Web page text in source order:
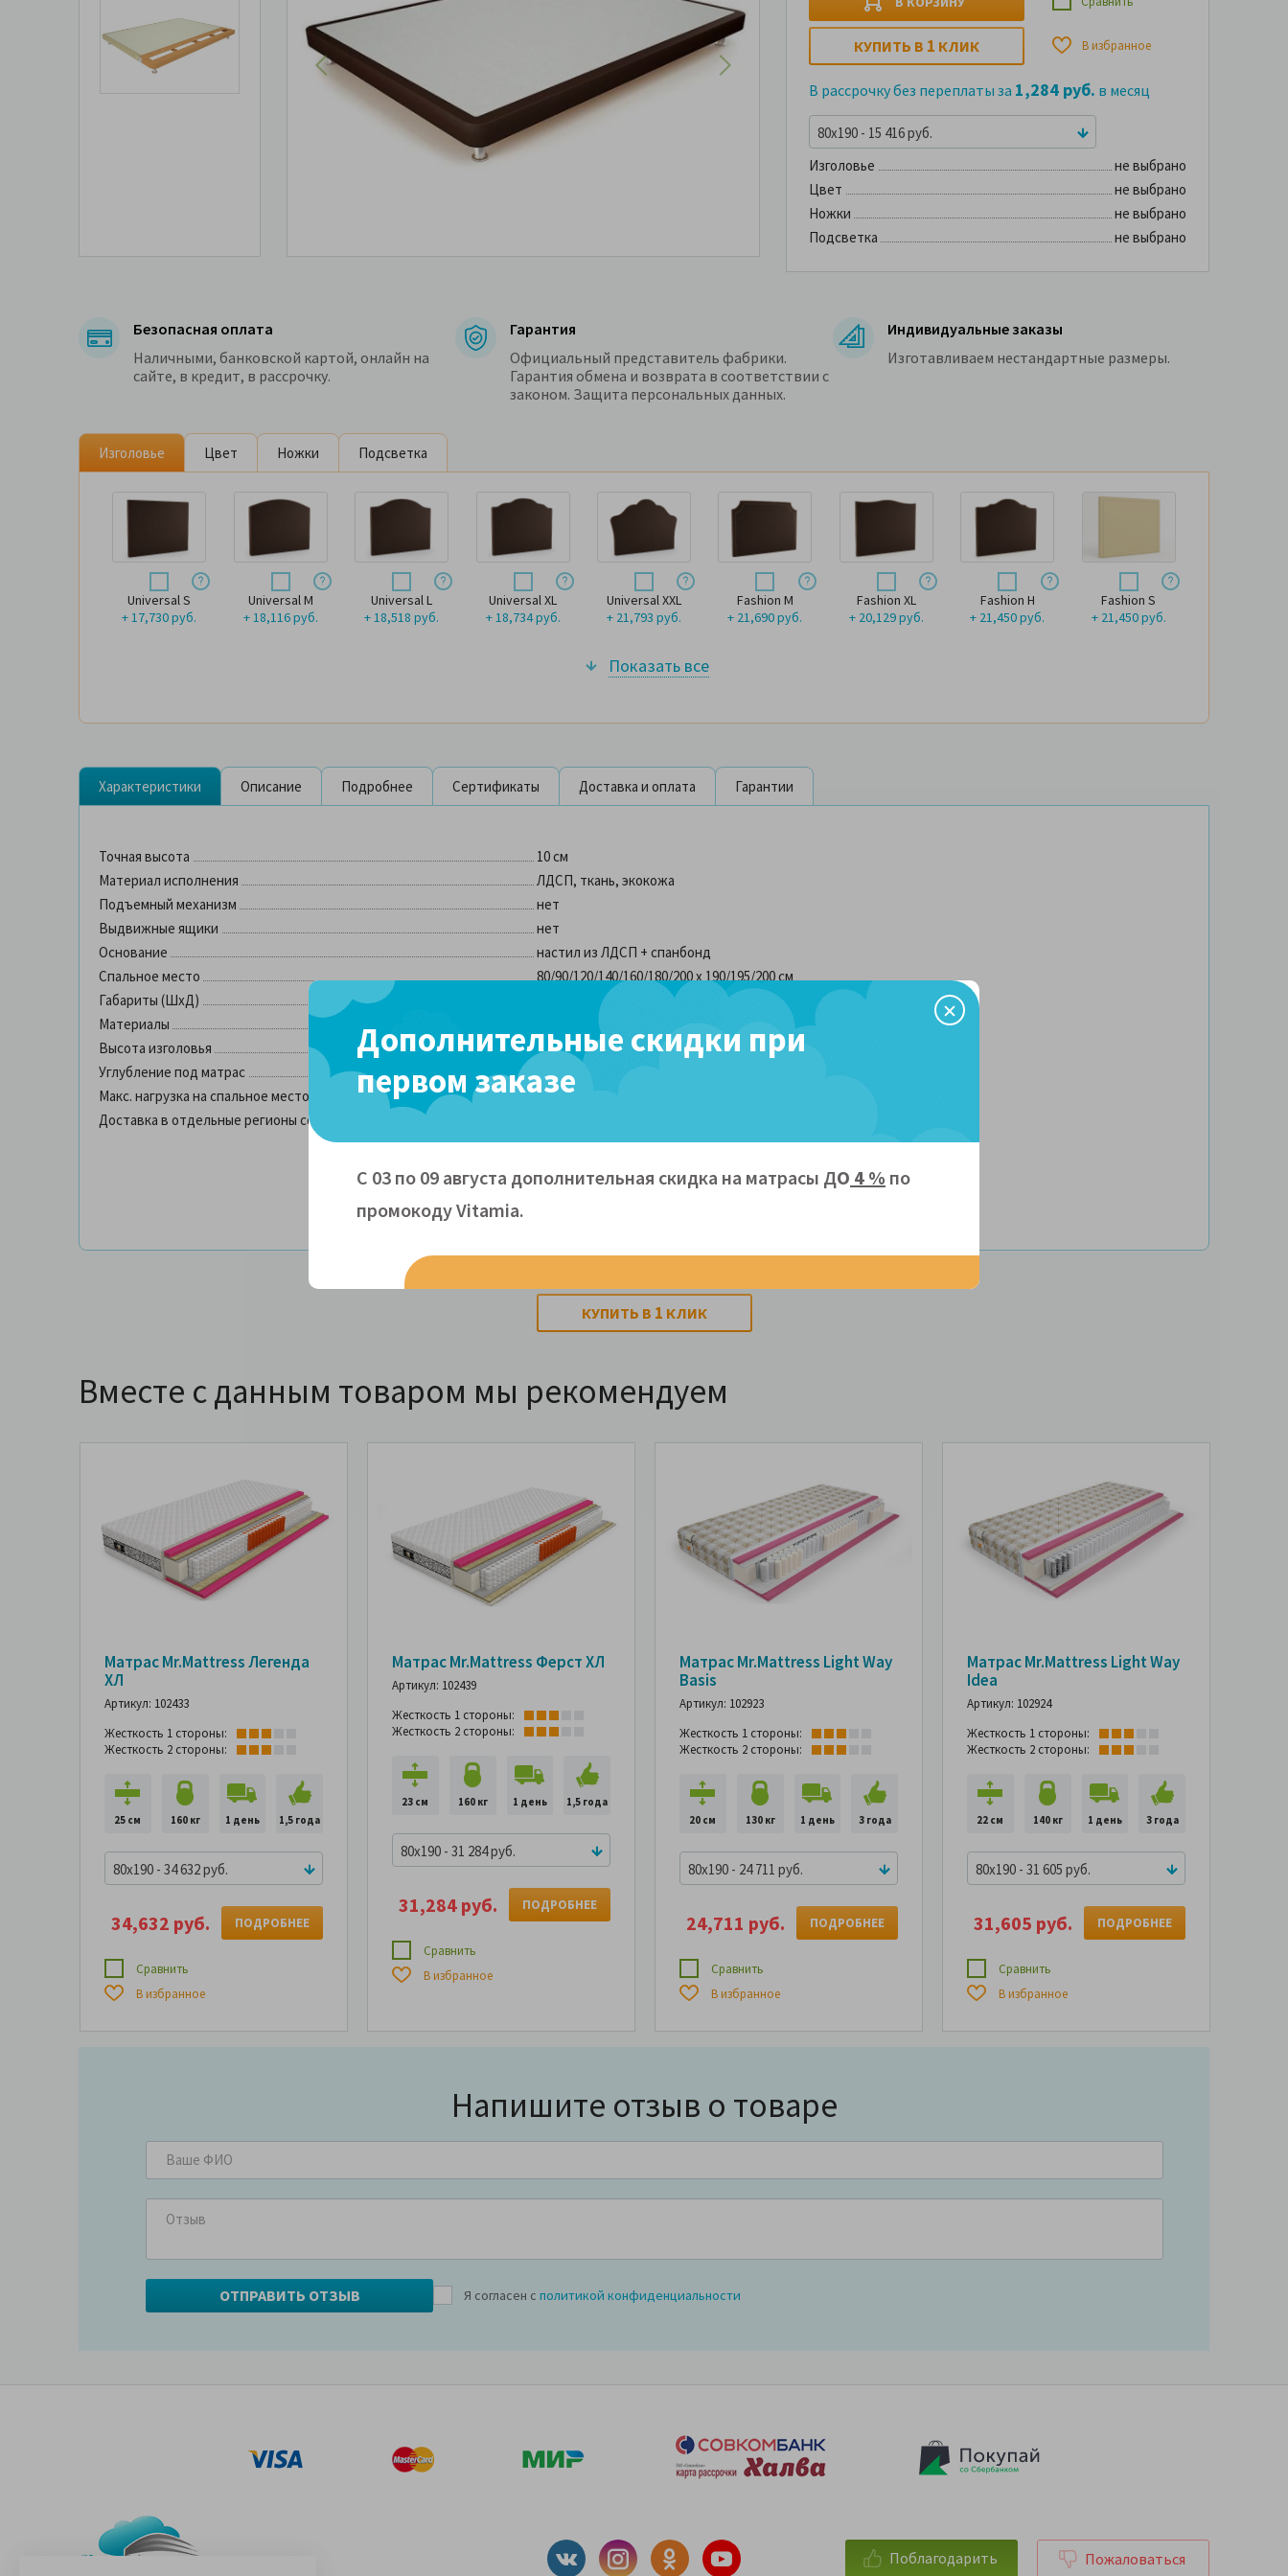
В избранное
КУПИТЬ В 1 КЛИК
В рассрочку без переплаты за 1,284 руб. в месяц
80x190 - 15 416 руб.
Изголовье
не выбрано
Цвет
не выбрано
Ножки
не выбрано
Подсветка
не выбрано
Безопасная оплата
Наличными, банковской картой, онлайн на
сайте, в кредит, в рассрочку.
Гарантия
Официальный представитель фабрики.
Гарантия обмена и возврата в соответствии с
законом. Защита персональных данных.
Индивидуальные заказы
Изготавливаем нестандартные размеры.
Изголовье Цвет Ножки Подсветка
Universal S
+ 17,730 руб.
Universal M
+ 18,116 руб.
Universal L
+ 18,518 руб.
Universal XL
+ 18,734 руб.
Universal XXL
+ 21,793 руб.
Fashion M
+ 21,690 руб.
Fashion XL
+ 20,129 руб.
Fashion H
+ 21,450 руб.
Fashion S
+ 21,450 руб.
Показать все
Характеристики Описание Подробнее Сертификаты Доставка и оплата Гарантии
Точная высота
10 см
Материал исполнения
ЛДСП, ткань, экокожа
Подъемный механизм
нет
Выдвижные ящики
нет
Основание
настил из ЛДСП + спанбонд
Спальное место
80/90/120/140/160/180/200 х 190/195/200 см
Габариты (ШхД)
80/90/120/140/160/180/200 х 190/195/200 см
Материалы
брус, ДСП, OSB-фанера, ППУ, ткань, экокожа
Высота изголовья
зависит от выбранного изголовья
Углубление под матрас
нет
Макс. нагрузка на спальное место
200 кг
Доставка в отдельные регионы со склада в Москве
КУПИТЬ В 1 КЛИК
Вместе с данным товаром мы рекомендуем
Матрас Mr.Mattress Легенда
ХЛ
Артикул: 102433
Жесткость 1 стороны:
Жесткость 2 стороны:
25 см 160 кг 1 день 1,5 года
80x190 - 34 632 руб.
34,632 руб. ПОДРОБНЕЕ
Сравнить
В избранное
Матрас Mr.Mattress Ферст ХЛ
Артикул: 102439
Жесткость 1 стороны:
Жесткость 2 стороны:
23 см 160 кг 1 день 1,5 года
80x190 - 31 284 руб.
31,284 руб. ПОДРОБНЕЕ
Сравнить
В избранное
Матрас Mr.Mattress Light Way
Basis
Артикул: 102923
Жесткость 1 стороны:
Жесткость 2 стороны:
20 см 130 кг 1 день 3 года
80x190 - 24 711 руб.
24,711 руб. ПОДРОБНЕЕ
Сравнить
В избранное
Матрас Mr.Mattress Light Way
Idea
Артикул: 102924
Жесткость 1 стороны:
Жесткость 2 стороны:
22 см 140 кг 1 день 3 года
80x190 - 31 605 руб.
31,605 руб. ПОДРОБНЕЕ
Сравнить
В избранное
Напишите отзыв о товаре
Я согласен с политикой конфиденциальности
Поблагодарить Пожаловаться
Дополнительные скидки при
первом заказе
С 03 по 09 августа дополнительная скидка на матрасы ДО 4 % по
промокоду Vitamiа.